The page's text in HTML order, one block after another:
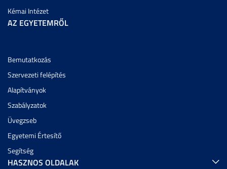
Kémai Intézet
AZ EGYETEMRŐL
Bemutatkozás
Szervezeti felépítés
Alapítványok
Szabályzatok
Üvegzseb
Egyetemi Értesítő
Segítség
HASZNOS OLDALAK